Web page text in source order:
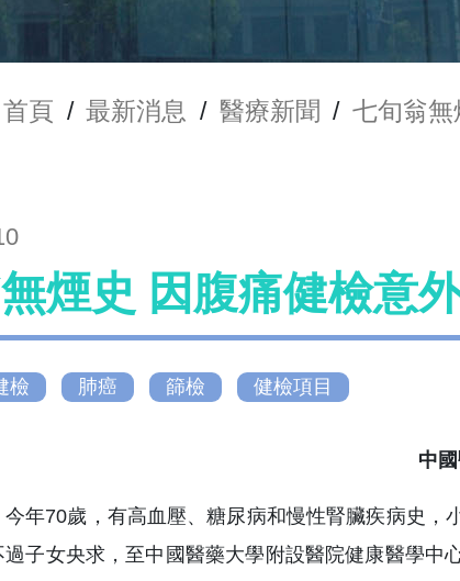
首頁 / 最新消息 / 醫療新聞 / 七旬翁
煙史 因腹痛健檢意
檢 肺癌 篩檢 健檢項目
中
年70歲，有高血壓、糖尿病和慢性腎臟疾病史，
子女央求，至中國醫藥大學附設醫院健康醫學中